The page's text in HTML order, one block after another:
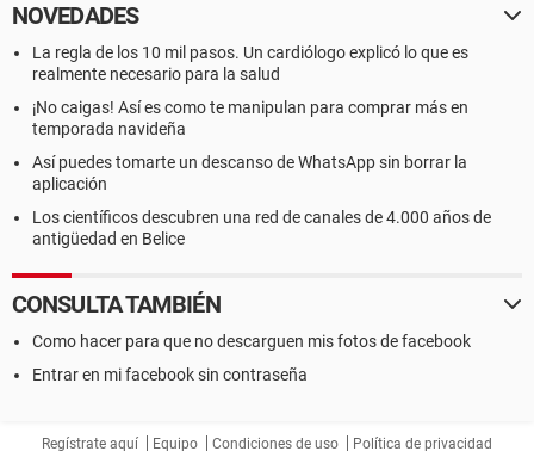
NOVEDADES
La regla de los 10 mil pasos. Un cardiólogo explicó lo que es
realmente necesario para la salud
¡No caigas! Así es como te manipulan para comprar más en
temporada navideña
Así puedes tomarte un descanso de WhatsApp sin borrar la
aplicación
Los científicos descubren una red de canales de 4.000 años de
antigüedad en Belice
CONSULTA TAMBIÉN
Como hacer para que no descarguen mis fotos de facebook
Entrar en mi facebook sin contraseña
Regístrate aquí Equipo Condiciones de uso Política de privacidad